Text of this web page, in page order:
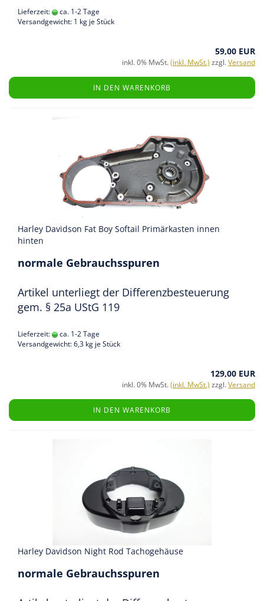
Lieferzeit:
ca. 1-2 Tage
Versandgewicht: 1 kg je Stück
59,00 EUR
inkl. 0% MwSt.(inkl. MwSt.) zzgl.Versand
IN DEN WARENKORB
Harley Davidson Fat Boy Softail Primärkasten innen
hinten
normale Gebrauchsspuren
Artikel unterliegt der Differenzbesteuerung
gem. § 25a UStG 119
Lieferzeit:
ca. 1-2 Tage
Versandgewicht:6,3 kg je Stück
129,00 EUR
inkl. 0% MwSt.(inkl. MwSt.) zzgl.Versand
IN DEN WARENKORB
Harley Davidson Night Rod Tachogehäuse
normale Gebrauchsspuren